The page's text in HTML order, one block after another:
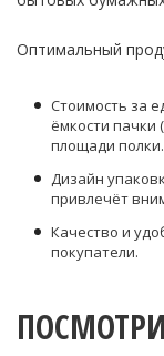
Оптимальный
Стоимость за
ёмкости пачки
площади полки.
Дизайн
привлечёт
Качество и
покупатели.